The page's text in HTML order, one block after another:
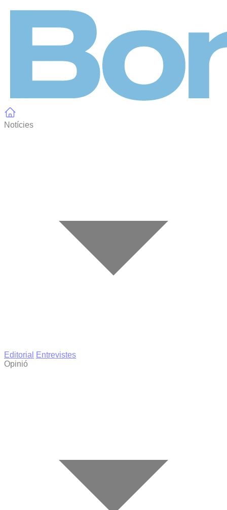
Notícies
Editorial
Entrevistes
Opinió